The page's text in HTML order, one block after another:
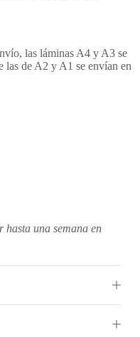
las láminas A4 y A3 se
las de A2 y A1 se envían en
hasta una semana en